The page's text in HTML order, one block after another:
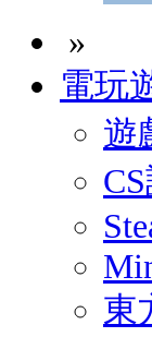
»
電玩
遊
東